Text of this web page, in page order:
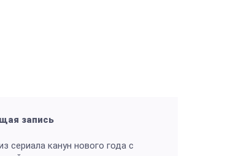
запись
сериала канун нового года с